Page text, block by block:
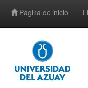
Página de inicio